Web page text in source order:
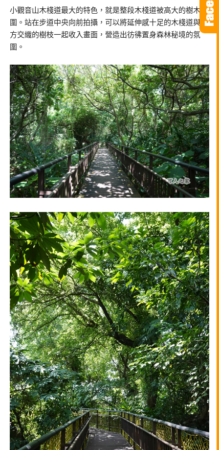
小觀音山木棧道最大的特色，就是整段木棧道被高大的樹木包
圍。站在步道中央向前拍攝，可以將延伸感十足的木棧道與上
方交織的樹枝一起收入畫面，營造出彷彿置身森林秘境的氛
圍。